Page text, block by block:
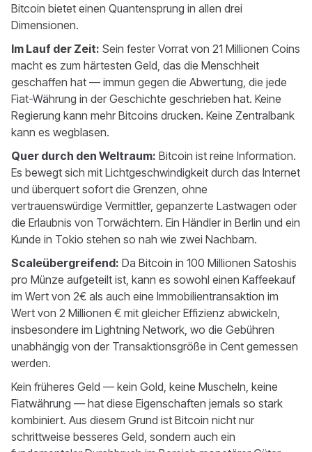
Bitcoin bietet einen Quantensprung in allen drei
Dimensionen.
Im Lauf der Zeit: Sein fester Vorrat von 21 Millionen Coins
macht es zum härtesten Geld, das die Menschheit
geschaffen hat — immun gegen die Abwertung, die jede
Fiat-Währung in der Geschichte geschrieben hat. Keine
Regierung kann mehr Bitcoins drucken. Keine Zentralbank
kann es wegblasen.
Quer durch den Weltraum: Bitcoin ist reine Information.
Es bewegt sich mit Lichtgeschwindigkeit durch das Internet
und überquert sofort die Grenzen, ohne
vertrauenswürdige Vermittler, gepanzerte Lastwagen oder
die Erlaubnis von Torwächtern. Ein Händler in Berlin und ein
Kunde in Tokio stehen so nah wie zwei Nachbarn.
Scaleübergreifend: Da Bitcoin in 100 Millionen Satoshis
pro Münze aufgeteilt ist, kann es sowohl einen Kaffeekauf
im Wert von 2€ als auch eine Immobilientransaktion im
Wert von 2 Millionen € mit gleicher Effizienz abwickeln,
insbesondere im Lightning Network, wo die Gebühren
unabhängig von der Transaktionsgröße in Cent gemessen
werden.
Kein früheres Geld — kein Gold, keine Muscheln, keine
Fiatwährung — hat diese Eigenschaften jemals so stark
kombiniert. Aus diesem Grund ist Bitcoin nicht nur
schrittweise besseres Geld, sondern auch ein